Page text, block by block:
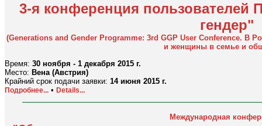
3-я конференция пользователей
гендер"
(Generations and Gender Programme: 3rd GGP User Conference. В
и женщины в семье и
Время: 30 ноября - 1 декабря 2015 г.
Место: Вена (Австрия)
Крайний срок подачи заявки: 14 июня 2015 г.
Подробнее... • Details...
Международная